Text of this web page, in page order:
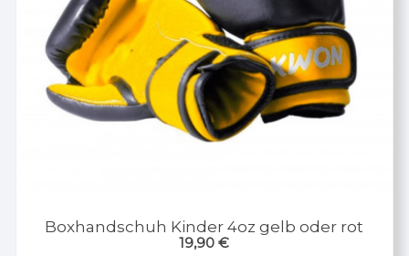
Boxhandschuh Kinder 4oz gelb oder rot
19,90€